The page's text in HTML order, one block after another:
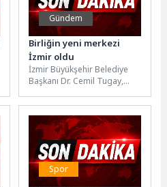
Gündem
Birliğin yeni merkezi
İzmir oldu
İzmir Büyükşehir Belediye
Başkanı Dr. Cemil Tugay,
Birliği’nin 45’inci Olağan
Meclis Toplantısı’nda,...
Spor